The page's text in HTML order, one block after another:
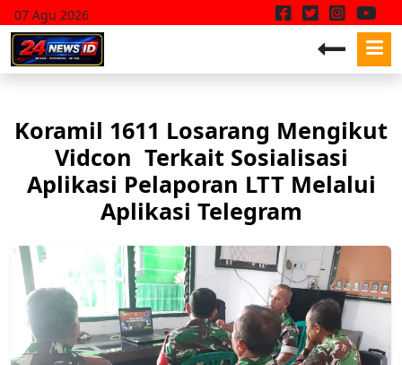
07 Agu 2026
Koramil 1611 Losarang Mengikut
Vidcon Terkait Sosialisasi
Aplikasi Pelaporan LTT Melalui
Aplikasi Telegram